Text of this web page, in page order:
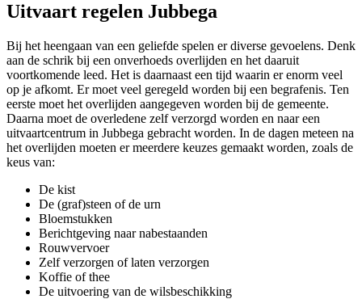
Uitvaart regelen Jubbega
Bij het heengaan van een geliefde spelen er diverse gevoelens. Denk
aan de schrik bij een onverhoeds overlijden en het daaruit
voortkomende leed. Het is daarnaast een tijd waarin er enorm veel
op je afkomt. Er moet veel geregeld worden bij een begrafenis. Ten
eerste moet het overlijden aangegeven worden bij de gemeente.
Daarna moet de overledene zelf verzorgd worden en naar een
uitvaartcentrum in Jubbega gebracht worden. In de dagen meteen na
het overlijden moeten er meerdere keuzes gemaakt worden, zoals de
keus van:
De kist
De (graf)steen of de urn
Bloemstukken
Berichtgeving naar nabestaanden
Rouwvervoer
Zelf verzorgen of laten verzorgen
Koffie of thee
De uitvoering van de wilsbeschikking